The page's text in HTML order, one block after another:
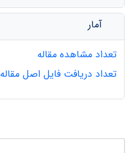
آمار
تعداد مشاهده مقاله
تعداد دریافت فایل اصل مقاله